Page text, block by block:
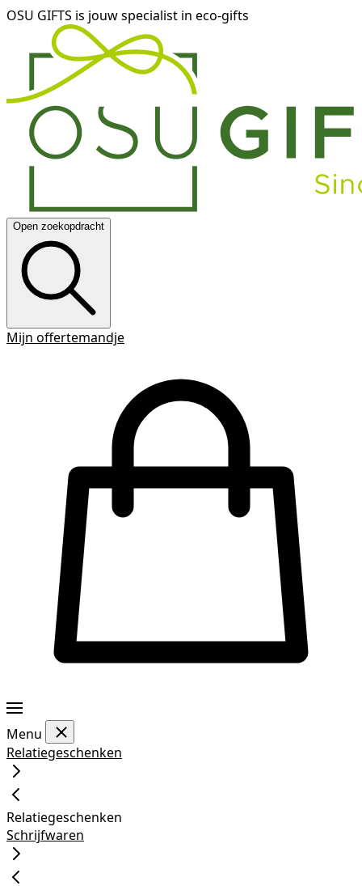
OSU GIFTS is jouw specialist in eco-gifts
Open zoekopdracht
Mijn offertemandje
Menu
Relatiegeschenken
Relatiegeschenken
Schrijfwaren